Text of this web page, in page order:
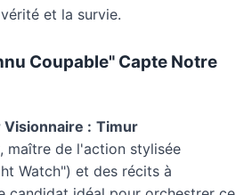
et la survie.
Coupable" Capte Notre
Visionnaire : Timur
, maître de l'action stylisée
Watch") et des récits à